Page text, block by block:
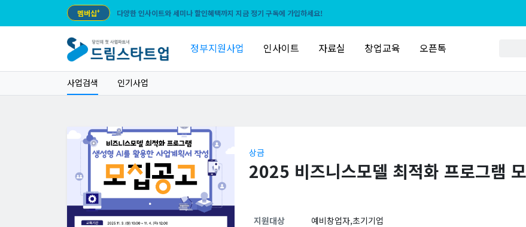
멤버십+ 다양한 인사이트와 세미나 할인혜택까지 지금 정기 구독에 가입하세요!
정부지원사업 인사이트 자료실 창업교육 오픈톡
사업검색 인기사업
상금
2025 비즈니스모델 최적화 프로그램
지원대상
예비창업자,초기기업